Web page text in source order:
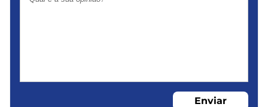
Enviar